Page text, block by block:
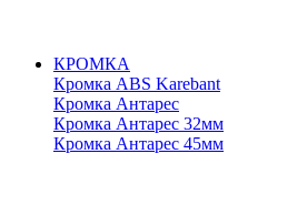
КРОМКА
Кромка ABS Karebant
Кромка Антарес
Кромка Антарес 32мм
Кромка Антарес 45мм